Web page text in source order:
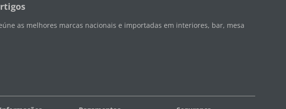
as melhores marcas nacionais e importadas em interiores, bar, mesa